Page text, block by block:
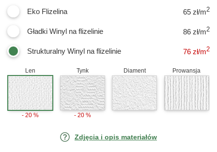
Eko Flizelina 65 zł/m2
Gładki Winyl na flizelinie 86 zł/m2
Strukturalny Winyl na flizelinie 76 zł/m2
Len
- 20 %
Tynk
- 20 %
Diament Prowansja
Zdjęcia i opis materiałów